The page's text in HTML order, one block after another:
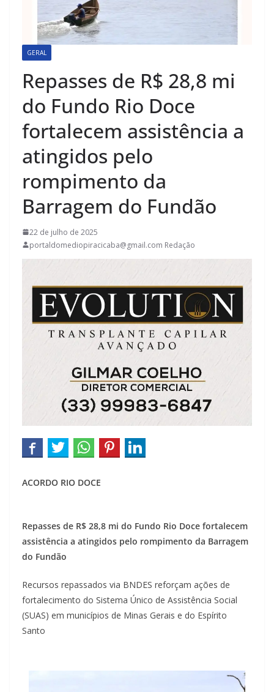
GERAL
Repasses de R$ 28,8 mi
do Fundo Rio Doce
fortalecem assistência a
atingidos pelo
rompimento da
Barragem do Fundão
22 de julho de 2025
portaldomediopiracicaba@gmail.com Redação
ACORDO RIO DOCE
Repasses de R$ 28,8 mi do Fundo Rio Doce fortalecem
assistência a atingidos pelo rompimento da Barragem
do Fundão
Recursos repassados via BNDES reforçam ações de
fortalecimento do Sistema Único de Assistência Social
(SUAS) em municípios de Minas Gerais e do Espírito
Santo